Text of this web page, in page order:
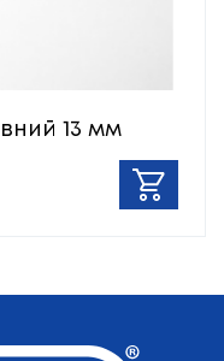
13 мм